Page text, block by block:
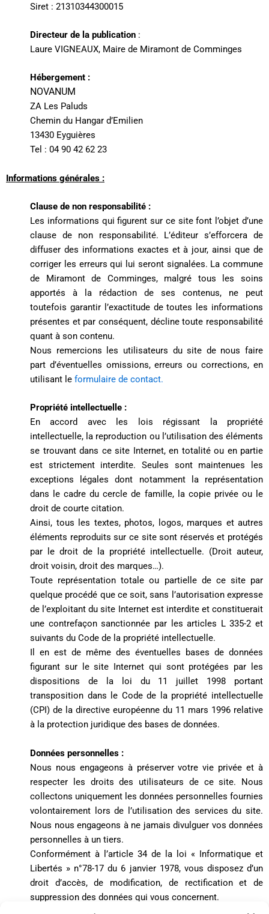
Siret : 21310344300015
Directeur de la publication :
Laure VIGNEAUX, Maire de Miramont de Comminges
Hébergement :
NOVANUM
ZA Les Paluds
Chemin du Hangar d’Emilien
13430 Eyguières
Tel : 04 90 42 62 23
Informations générales :
Clause de non responsabilité :
Les informations qui figurent sur ce site font l’objet d’une
clause de non responsabilité. L’éditeur s’efforcera de
diffuser des informations exactes et à jour, ainsi que de
corriger les erreurs qui lui seront signalées. La commune
de Miramont de Comminges, malgré tous les soins
apportés à la rédaction de ses contenus, ne peut
toutefois garantir l’exactitude de toutes les informations
présentes et par conséquent, décline toute responsabilité
quant à son contenu.
Nous remercions les utilisateurs du site de nous faire
part d’éventuelles omissions, erreurs ou corrections, en
utilisant le formulaire de contact.
Propriété intellectuelle :
En accord avec les lois régissant la propriété
intellectuelle, la reproduction ou l’utilisation des éléments
se trouvant dans ce site Internet, en totalité ou en partie
est strictement interdite. Seules sont maintenues les
exceptions légales dont notamment la représentation
dans le cadre du cercle de famille, la copie privée ou le
droit de courte citation.
Ainsi, tous les textes, photos, logos, marques et autres
éléments reproduits sur ce site sont réservés et protégés
par le droit de la propriété intellectuelle. (Droit auteur,
droit voisin, droit des marques…).
Toute représentation totale ou partielle de ce site par
quelque procédé que ce soit, sans l’autorisation expresse
de l’exploitant du site Internet est interdite et constituerait
une contrefaçon sanctionnée par les articles L 335-2 et
suivants du Code de la propriété intellectuelle.
Il en est de même des éventuelles bases de données
figurant sur le site Internet qui sont protégées par les
dispositions de la loi du 11 juillet 1998 portant
transposition dans le Code de la propriété intellectuelle
(CPI) de la directive européenne du 11 mars 1996 relative
à la protection juridique des bases de données.
Données personnelles :
Nous nous engageons à préserver votre vie privée et à
respecter les droits des utilisateurs de ce site. Nous
collectons uniquement les données personnelles fournies
volontairement lors de l’utilisation des services du site.
Nous nous engageons à ne jamais divulguer vos données
personnelles à un tiers.
Conformément à l’article 34 de la loi « Informatique et
Libertés » n°78-17 du 6 janvier 1978, vous disposez d’un
droit d’accès, de modification, de rectification et de
suppression des données qui vous concernent.
Pour l’exercer adressez-vous à la mairie de Miramont de